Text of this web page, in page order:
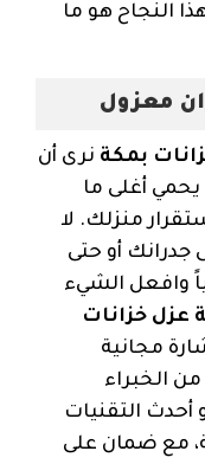
النجاح هو ما
معزول
بمكة نرى أن
يحمي أغلى ما
منزلك. لا
جدرانك أو حتى
وافعل الشيء
عزل خزانات
مجانية
الخبراء
التقنيات
مع ضمان على